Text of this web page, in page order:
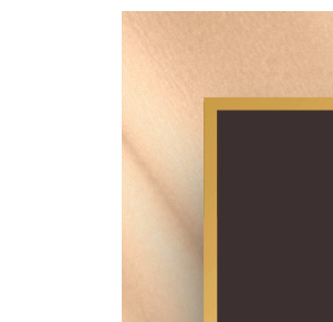
16. 새로운 키워드
17. 감정의 힘
구루 스토리_비바람이 치다
4부. 불안에서 해방되려면